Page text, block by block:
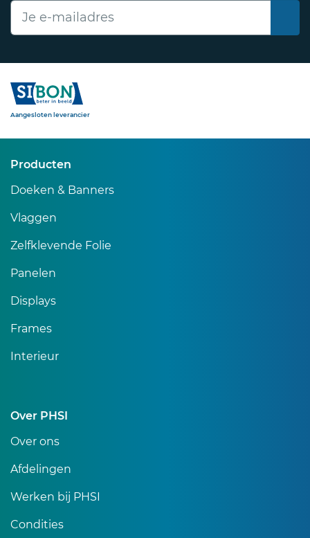
E-mailadres
Sibon
Aangesloten leverancier
Producten
Doeken & Banners
Vlaggen
Zelfklevende Folie
Panelen
Displays
Frames
Interieur
Over PHSI
Over ons
Afdelingen
Werken bij PHSI
Condities